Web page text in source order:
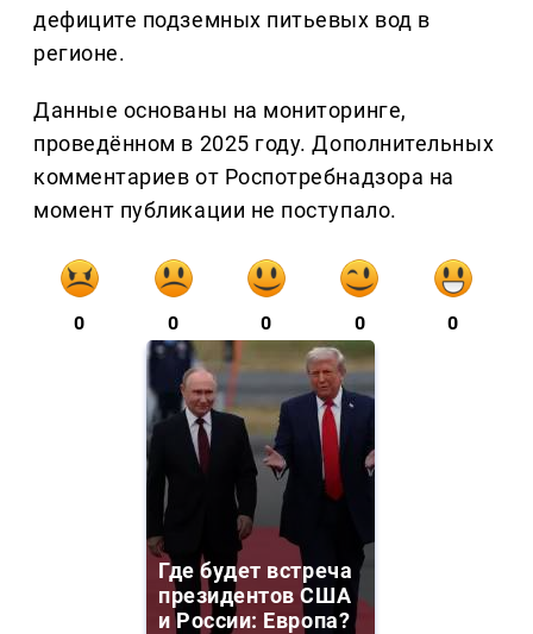
дефиците подземных питьевых вод в
регионе.
Данные основаны на мониторинге,
проведённом в 2025 году. Дополнительных
комментариев от Роспотребнадзора на
момент публикации не поступало.
0 0 0 0 0
Где будет встреча
президентов США
и России: Европа?